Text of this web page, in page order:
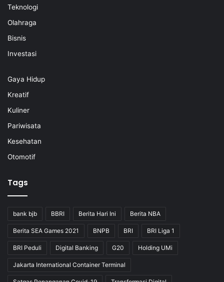
Teknologi
Olahraga
Bisnis
Investasi
Gaya Hidup
Kreatif
Kuliner
Pariwisata
Kesehatan
Otomotif
Tags
bank bjb BBRI Berita Hari Ini Berita NBA
Berita SEA Games 2021 BNPB BRI BRI Liga 1
BRI Peduli Digital Banking G20 Holding UMi
Jakarta International Container Terminal